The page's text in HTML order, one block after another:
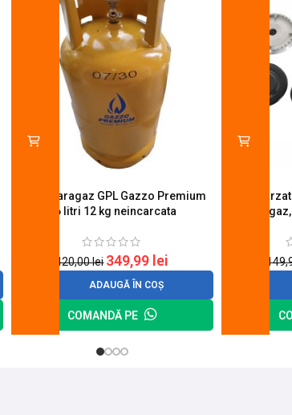
Butelie aragaz GPL Gazzo Premium
26 litri 12 kg neincarcata
420,00lei 349,99 lei
ADAUGĂ ÎN COȘ
COMANDĂ PE
Set 4